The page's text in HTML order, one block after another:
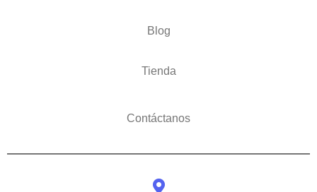
Blog
Tienda
Contáctanos